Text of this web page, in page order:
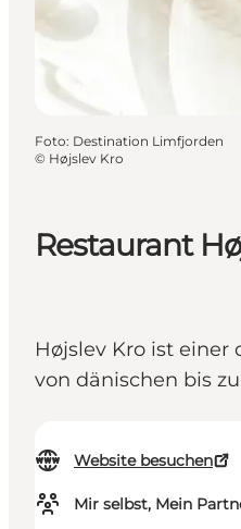
Restaurant
Højslev Kro ist einer
von dänischen bis
Website besuchen
Mir selbst, Mein
Foto: Destination Limfjorden
© Højslev Kro